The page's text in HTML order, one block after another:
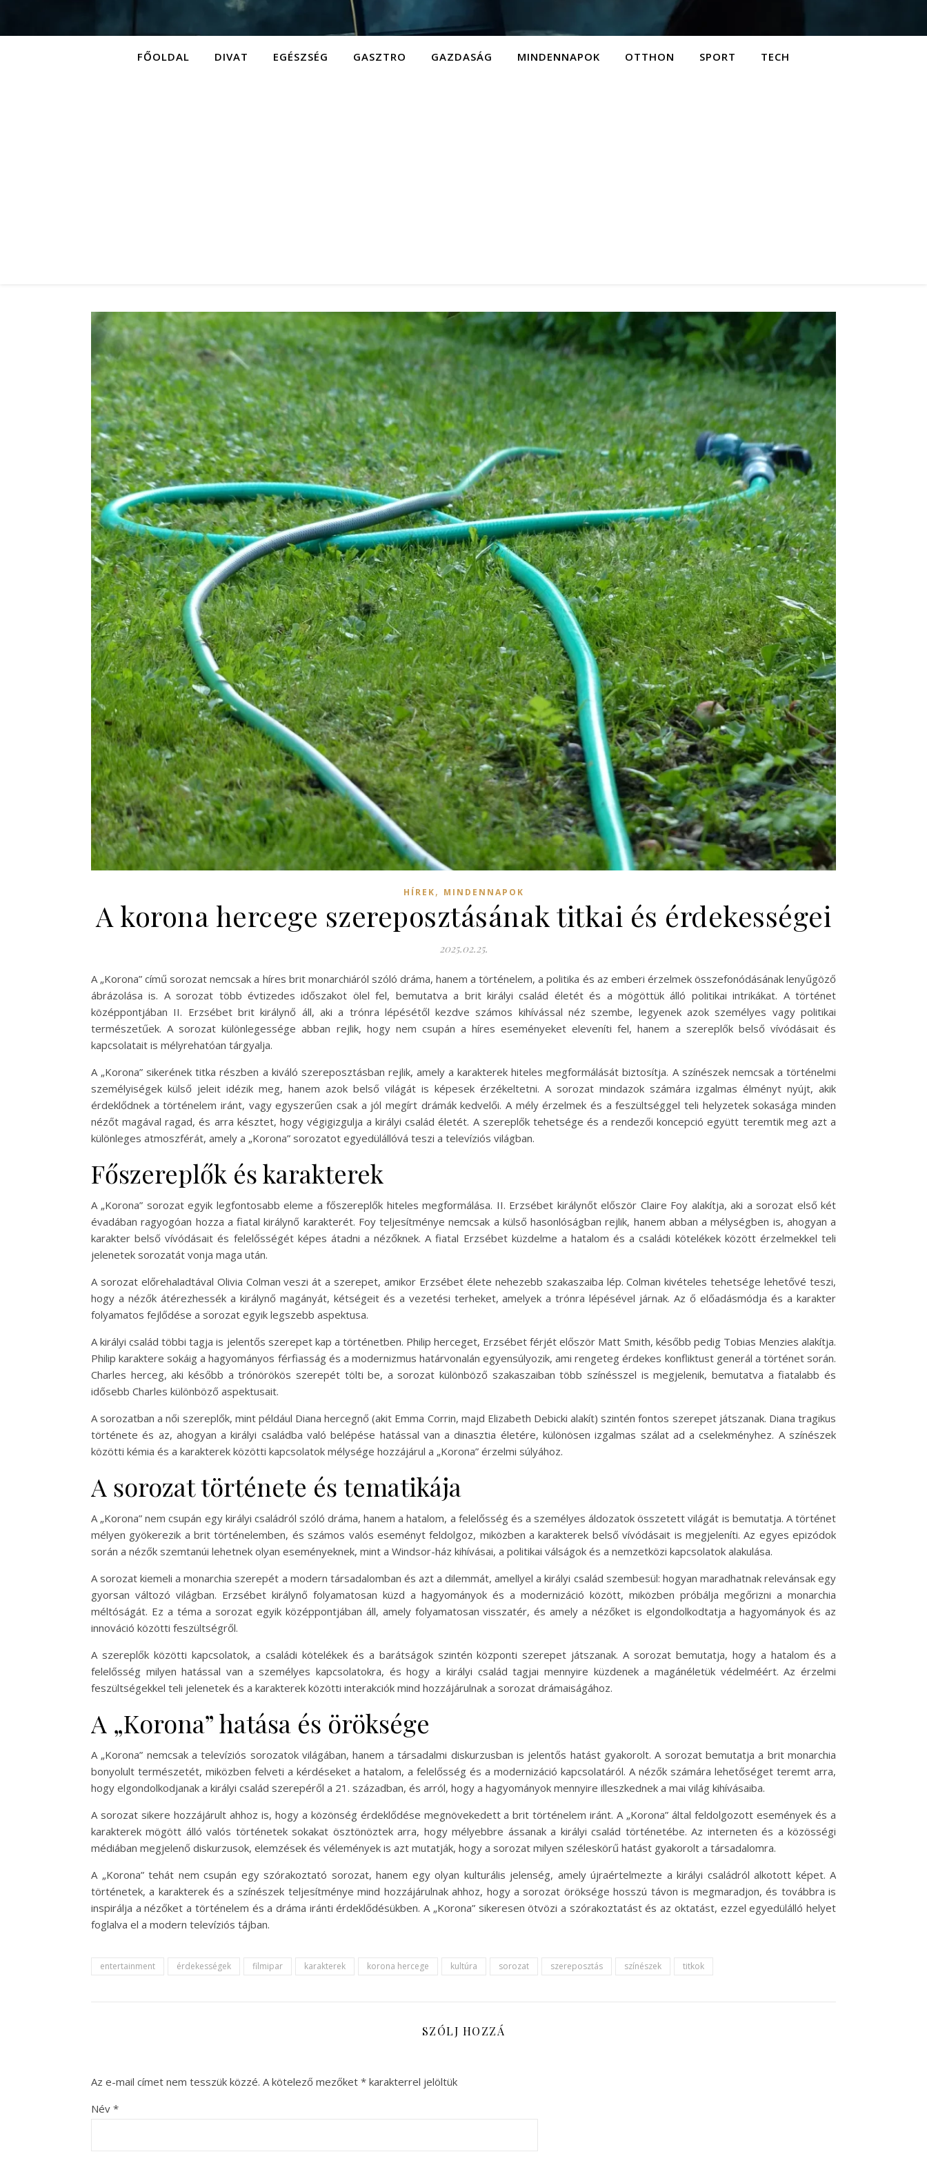
FŐOLDAL DIVAT EGÉSZSÉG GASZTRO GAZDASÁG MINDENNAPOK OTTHON SPORT TECH
HÍREK, MINDENNAPOK
A korona hercege szereposztásának titkai és érdekességei
2025.02.25.
A „Korona” című sorozat nemcsak a híres brit monarchiáról szóló dráma, hanem a történelem, a politika és az emberi érzelmek összefonódásának lenyűgöző
ábrázolása is. A sorozat több évtizedes időszakot ölel fel, bemutatva a brit királyi család életét és a mögöttük álló politikai intrikákat. A történet
középpontjában II. Erzsébet brit királynő áll, aki a trónra lépésétől kezdve számos kihívással néz szembe, legyenek azok személyes vagy politikai
természetűek. A sorozat különlegessége abban rejlik, hogy nem csupán a híres eseményeket eleveníti fel, hanem a szereplők belső vívódásait és
kapcsolatait is mélyrehatóan tárgyalja.
A „Korona” sikerének titka részben a kiváló szereposztásban rejlik, amely a karakterek hiteles megformálását biztosítja. A színészek nemcsak a történelmi
személyiségek külső jeleit idézik meg, hanem azok belső világát is képesek érzékeltetni. A sorozat mindazok számára izgalmas élményt nyújt, akik
érdeklődnek a történelem iránt, vagy egyszerűen csak a jól megírt drámák kedvelői. A mély érzelmek és a feszültséggel teli helyzetek sokasága minden
nézőt magával ragad, és arra késztet, hogy végigizgulja a királyi család életét. A szereplők tehetsége és a rendezői koncepció együtt teremtik meg azt a
különleges atmoszférát, amely a „Korona” sorozatot egyedülállóvá teszi a televíziós világban.
Főszereplők és karakterek
A „Korona” sorozat egyik legfontosabb eleme a főszereplők hiteles megformálása. II. Erzsébet királynőt először Claire Foy alakítja, aki a sorozat első két
évadában ragyogóan hozza a fiatal királynő karakterét. Foy teljesítménye nemcsak a külső hasonlóságban rejlik, hanem abban a mélységben is, ahogyan a
karakter belső vívódásait és felelősségét képes átadni a nézőknek. A fiatal Erzsébet küzdelme a hatalom és a családi kötelékek között érzelmekkel teli
jelenetek sorozatát vonja maga után.
A sorozat előrehaladtával Olivia Colman veszi át a szerepet, amikor Erzsébet élete nehezebb szakaszaiba lép. Colman kivételes tehetsége lehetővé teszi,
hogy a nézők átérezhessék a királynő magányát, kétségeit és a vezetési terheket, amelyek a trónra lépésével járnak. Az ő előadásmódja és a karakter
folyamatos fejlődése a sorozat egyik legszebb aspektusa.
A királyi család többi tagja is jelentős szerepet kap a történetben. Philip herceget, Erzsébet férjét először Matt Smith, később pedig Tobias Menzies alakítja.
Philip karaktere sokáig a hagyományos férfiasság és a modernizmus határvonalán egyensúlyozik, ami rengeteg érdekes konfliktust generál a történet során.
Charles herceg, aki később a trónörökös szerepét tölti be, a sorozat különböző szakaszaiban több színésszel is megjelenik, bemutatva a fiatalabb és
idősebb Charles különböző aspektusait.
A sorozatban a női szereplők, mint például Diana hercegnő (akit Emma Corrin, majd Elizabeth Debicki alakít) szintén fontos szerepet játszanak. Diana tragikus
története és az, ahogyan a királyi családba való belépése hatással van a dinasztia életére, különösen izgalmas szálat ad a cselekményhez. A színészek
közötti kémia és a karakterek közötti kapcsolatok mélysége hozzájárul a „Korona” érzelmi súlyához.
A sorozat története és tematikája
A „Korona” nem csupán egy királyi családról szóló dráma, hanem a hatalom, a felelősség és a személyes áldozatok összetett világát is bemutatja. A történet
mélyen gyökerezik a brit történelemben, és számos valós eseményt feldolgoz, miközben a karakterek belső vívódásait is megjeleníti. Az egyes epizódok
során a nézők szemtanúi lehetnek olyan eseményeknek, mint a Windsor-ház kihívásai, a politikai válságok és a nemzetközi kapcsolatok alakulása.
A sorozat kiemeli a monarchia szerepét a modern társadalomban és azt a dilemmát, amellyel a királyi család szembesül: hogyan maradhatnak relevánsak egy
gyorsan változó világban. Erzsébet királynő folyamatosan küzd a hagyományok és a modernizáció között, miközben próbálja megőrizni a monarchia
méltóságát. Ez a téma a sorozat egyik középpontjában áll, amely folyamatosan visszatér, és amely a nézőket is elgondolkodtatja a hagyományok és az
innováció közötti feszültségről.
A szereplők közötti kapcsolatok, a családi kötelékek és a barátságok szintén központi szerepet játszanak. A sorozat bemutatja, hogy a hatalom és a
felelősség milyen hatással van a személyes kapcsolatokra, és hogy a királyi család tagjai mennyire küzdenek a magánéletük védelméért. Az érzelmi
feszültségekkel teli jelenetek és a karakterek közötti interakciók mind hozzájárulnak a sorozat drámaiságához.
A „Korona” hatása és öröksége
A „Korona” nemcsak a televíziós sorozatok világában, hanem a társadalmi diskurzusban is jelentős hatást gyakorolt. A sorozat bemutatja a brit monarchia
bonyolult természetét, miközben felveti a kérdéseket a hatalom, a felelősség és a modernizáció kapcsolatáról. A nézők számára lehetőséget teremt arra,
hogy elgondolkodjanak a királyi család szerepéről a 21. században, és arról, hogy a hagyományok mennyire illeszkednek a mai világ kihívásaiba.
A sorozat sikere hozzájárult ahhoz is, hogy a közönség érdeklődése megnövekedett a brit történelem iránt. A „Korona” által feldolgozott események és a
karakterek mögött álló valós történetek sokakat ösztönöztek arra, hogy mélyebbre ássanak a királyi család történetébe. Az interneten és a közösségi
médiában megjelenő diskurzusok, elemzések és vélemények is azt mutatják, hogy a sorozat milyen széleskörű hatást gyakorolt a társadalomra.
A „Korona” tehát nem csupán egy szórakoztató sorozat, hanem egy olyan kulturális jelenség, amely újraértelmezte a királyi családról alkotott képet. A
történetek, a karakterek és a színészek teljesítménye mind hozzájárulnak ahhoz, hogy a sorozat öröksége hosszú távon is megmaradjon, és továbbra is
inspirálja a nézőket a történelem és a dráma iránti érdeklődésükben. A „Korona” sikeresen ötvözi a szórakoztatást és az oktatást, ezzel egyedülálló helyet
foglalva el a modern televíziós tájban.
entertainment érdekességek filmipar karakterek korona hercege kultúra sorozat szereposztás színészek titkok
SZÓLJ HOZZÁ
Az e-mail címet nem tesszük közzé. A kötelező mezőket * karakterrel jelöltük
Név *